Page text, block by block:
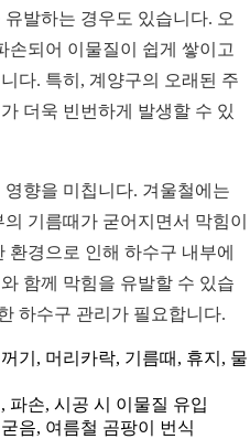
발하는 경우도 있습니다. 오
손되어 이물질이 쉽게 쌓이고
다. 특히, 계양구의 오래된 주
더욱 빈번하게 발생할 수 있
향을 미칩니다. 겨울철에는
기름때가 굳어지면서 막힘이
경으로 인해 하수구 내부에
함께 막힘을 유발할 수 있습
하수구 관리가 필요합니다.
기, 머리카락, 기름때, 휴지, 물
파손, 시공 시 이물질 유입
음, 여름철 곰팡이 번식